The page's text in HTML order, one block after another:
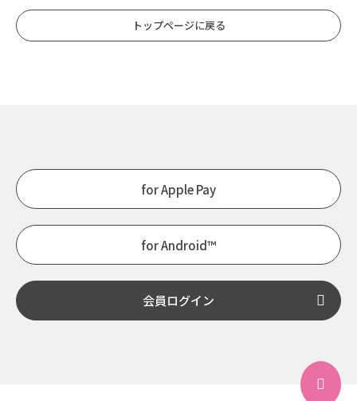
トップページに戻る
for Apple Pay
for Android™
会員ログイン